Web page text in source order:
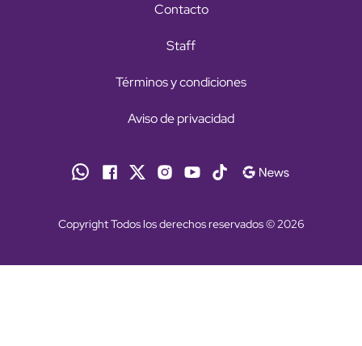
Contacto
Staff
Términos y condiciones
Aviso de privacidad
Copyright Todos los derechos reservados © 2026